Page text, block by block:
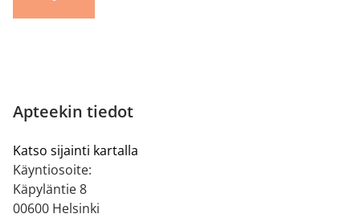
Apteekin tiedot
Katso sijainti kartalla
Käyntiosoite:
Käpyläntie 8
00600 Helsinki